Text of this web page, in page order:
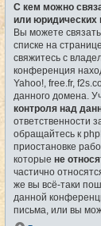
С кем можно
или юридических
Вы можете
списке на
свяжитесь с
конференция
Yahoo!, free.fr,
данного домена.
контроля над
ответственности
обращайтесь к
приостановке
которые не
частично
же вы всё-таки
данной
письма, или вы